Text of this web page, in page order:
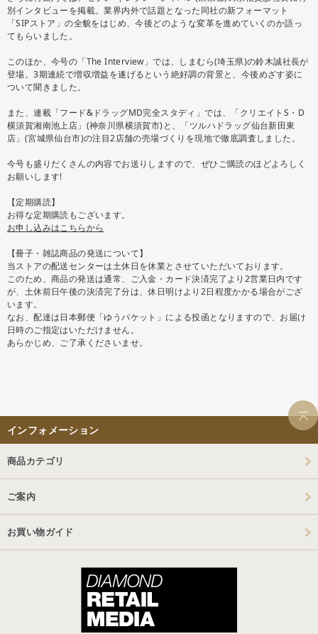
別インタビューを掲載。業界内外で話題となった同社の新フォーマット
「SIPストア」の全貌をはじめ、今後どのような変革を進めていくのか語っ
てもらいました。
このほか、今号の「The Interview」では、しまむら(埼玉県)の鈴木誠社長が
登場。3期連続で増収増益を遂げるという絶好調の背景と、今後めざす姿に
ついて聞きました。
また、連載「フード&ドラッグMD完全スタディ」では、「クリエイトS・D
横須賀湘南池上店」(神奈川県横須賀市)と、「ツルハドラッグ仙台新田東
店」(宮城県仙台市)の注目2店舗の売場づくりを現地で徹底調査しました。
今号も盛りだくさんの内容でお送りしますので、ぜひご購読のほどよろしく
お願いします!
【定期購読】
お得な定期購読もございます。
お申し込みはこちらから
【冊子・雑誌商品の発送について】
当ストアの配送センターは土休日を休業とさせていただいております。
このため、商品の発送は通常、ご入金・カード決済完了より2営業日内です
が、土休前日午後の決済完了分は、休日明けより2日程度かかる場合がござ
います。
なお、配達は日本郵便「ゆうパケット」による投函となりますので、お届け
日時のご指定はいただけません。
あらかじめ、ご了承くださいませ。
インフォメーション
商品カテゴリ
ご案内
お買い物ガイド